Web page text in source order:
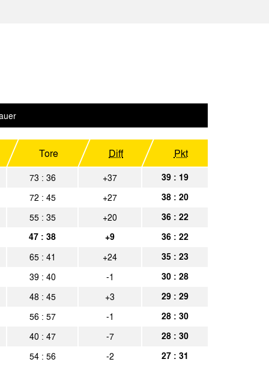
Spielbericht
Spielbericht
Aachen
Spielbericht
Spielbericht
Rio de Janeiro
Spielbericht
Spielbericht
Aachen
Spielbericht
Rio de Janeiro Spielbericht
Spielbericht
Tore Diff Pkt
73 : 36 +37 39 : 19
72 : 45 +27 38 : 20
55 : 35 +20
36 : 22
47 : 38 +9 36 : 22
65 : 41 +24 35 : 23
39 : 40 -1 30 : 28
48 : 45 +3 29 : 29
56 : 57 -1 28 : 30
40 : 47 -7 28 : 30
54 : 56 -2 27 : 31